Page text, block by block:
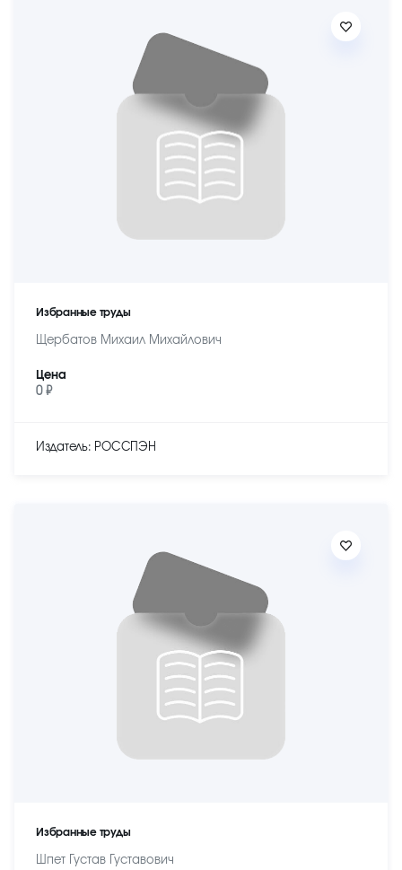
Избранные труды
Щербатов Михаил Михайлович
Цена
0 ₽
Издатель: РОССПЭН
Избранные труды
Шпет Густав Густавович